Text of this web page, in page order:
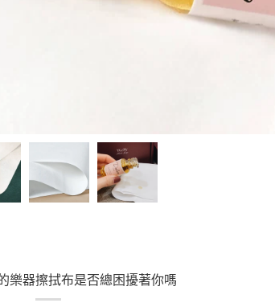
樂器擦拭布是否總困擾著你嗎